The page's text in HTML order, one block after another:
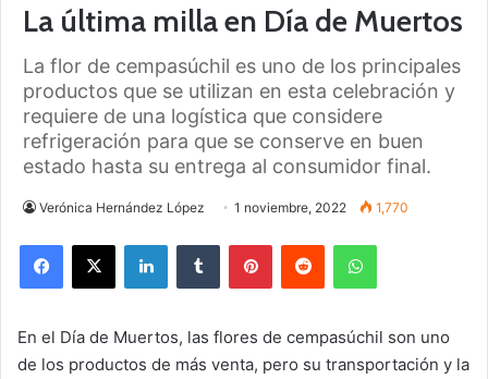
La última milla en Día de Muertos
La flor de cempasúchil es uno de los principales
productos que se utilizan en esta celebración y
requiere de una logística que considere
refrigeración para que se conserve en buen
estado hasta su entrega al consumidor final.
Verónica Hernández López 1 noviembre, 2022 1,770
En el Día de Muertos, las flores de cempasúchil son uno
de los productos de más venta, pero su transportación y la